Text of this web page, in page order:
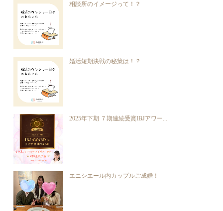
相談所のイメージって！？
婚活短期決戦の秘策は！？
2025年下期 ７期連続受賞IBJアワー...
エニシエール内カップルご成婚！